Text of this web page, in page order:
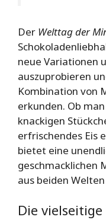
Der Welttag der
neue Variationen
auszuprobieren
Kombination von
erkunden. Ob
knackigen
erfrischendes Eis
bietet eine
geschmacklichen
aus beiden
Die